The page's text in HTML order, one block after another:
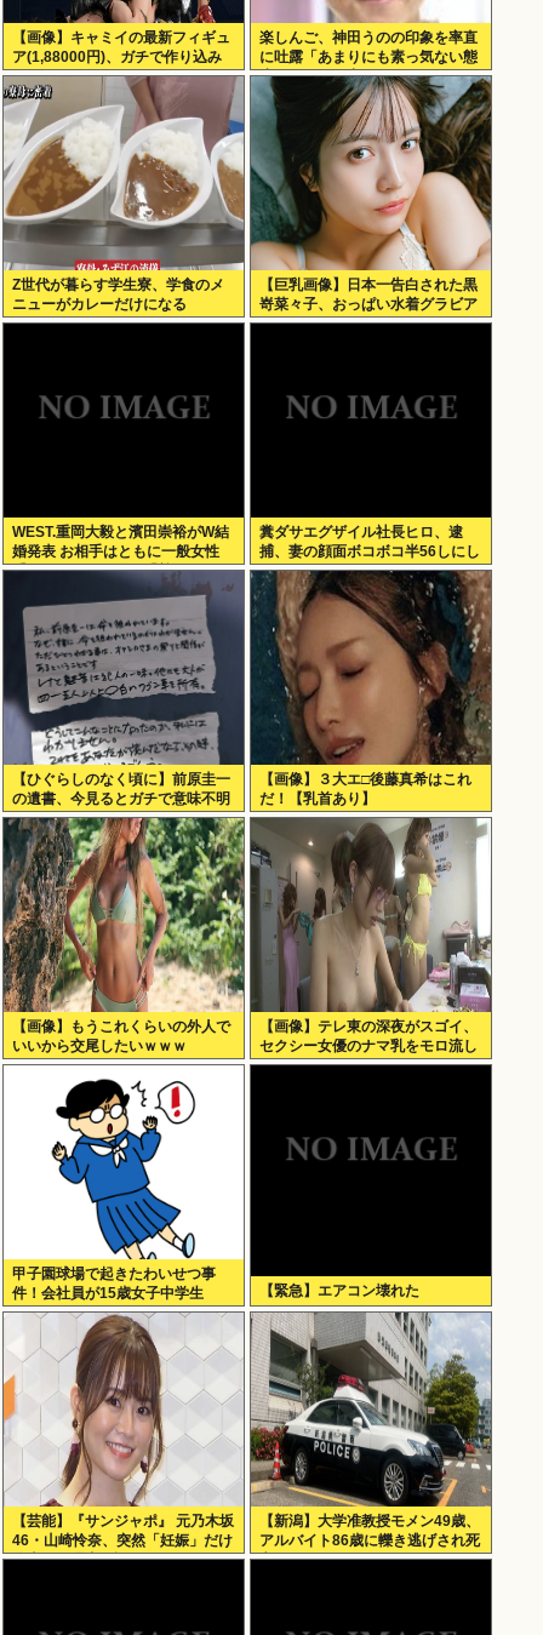
【画像】キャミイの最新フィギュ
ア(1,88000円)、ガチで作り込み
がエグすぎる
楽しんご、神田うのの印象を率直
に吐露「あまりにも素っ気ない態
度を取られて寂しい」
Z世代が暮らす学生寮、学食のメ
ニューがカレーだけになる
【巨乳画像】日本一告白された黒
嵜菜々子、おっぱい水着グラビア
がエッチすぎるwww
WEST.重岡大毅と濱田崇裕がW結
婚発表 お相手はともに一般女性
重岡はすでに子供も「尊い」
糞ダサエグザイル社長ヒロ、逮
捕、妻の顔面ボコボコ半56しにし
た。
【ひぐらしのなく頃に】前原圭一
の遺書、今見るとガチで意味不明
すぎるwww
【画像】３大エ□後藤真希はこれ
だ！【乳首あり】
【画像】もうこれくらいの外人で
いいから交尾したいｗｗｗ
【画像】テレ東の深夜がスゴイ、
セクシー女優のナマ乳をモロ流し
甲子園球場で起きたわいせつ事
件！会社員が15歳女子中学生
に・・
【緊急】エアコン壊れた
【芸能】『サンジャポ』 元乃木坂
46・山崎怜奈、突然「妊娠」だけ
公表した理由を語る
【新潟】大学准教授モメン49歳、
アルバイト86歳に轢き逃げされ死
亡